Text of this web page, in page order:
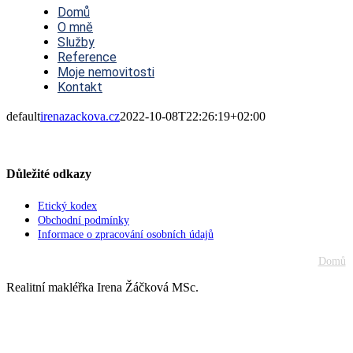
NavigationDomů
O mně
Služby
Reference
Moje nemovitosti
Kontakt
defaultirenazackova.cz2022-10-08T22:26:19+02:00
Důležité odkazy
Etický kodex
Obchodní podmínky
Informace o zpracování osobních údajů
Domů
Realitní makléřka Irena Žáčková MSc.